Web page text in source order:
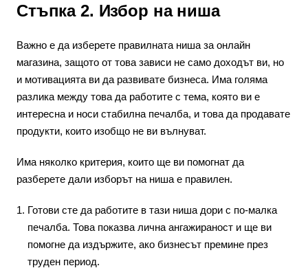
Стъпка 2. Избор на ниша
Важно е да изберете правилната ниша за онлайн
магазина, защото от това зависи не само доходът ви, но
и мотивацията ви да развивате бизнеса. Има голяма
разлика между това да работите с тема, която ви е
интересна и носи стабилна печалба, и това да продавате
продукти, които изобщо не ви вълнуват.
Има няколко критерия, които ще ви помогнат да
разберете дали изборът на ниша е правилен.
Готови сте да работите в тази ниша дори с по-малка
печалба. Това показва лична ангажираност и ще ви
помогне да издържите, ако бизнесът премине през
труден период.